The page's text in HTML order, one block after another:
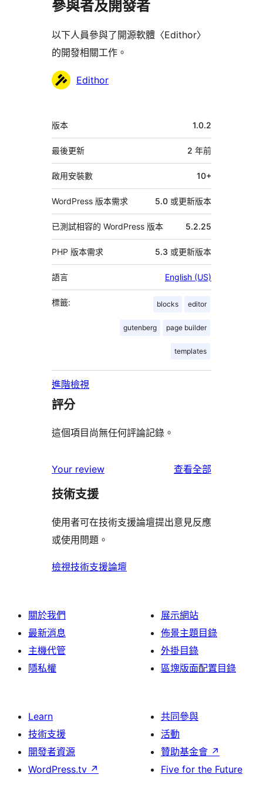
參與者及開發者
以下人員參與了開源軟體〈Edithor〉
的開發相關工作。
參
Edithor
中
繼
資
料
版本 1.0.2
最後更新 2 年前
啟用安裝數 10+
WordPress 版本需求 5.0 或更新版本
已測試相容的 WordPress 版本 5.2.25
PHP 版本需求 5.3 或更新版本
語言 English (US)
標籤: blocks editor
gutenberg page builder
templates
進階檢視
評分
這個項目尚無任何評論記錄。
Your review 查看全部
評
技術支援
使用者可在技術支援論壇提出意見反應
或使用問題。
檢視技術支援論壇
關於我們
最新消息
主機代管
隱私權
展示網站
佈景主題目錄
外掛目錄
區塊版面配置目錄
Learn
技術支援
開發者資源
WordPress.tv ↗
共同參與
活動
贊助基金會 ↗
Five for the Future